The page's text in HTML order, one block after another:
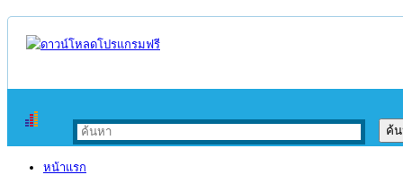
หน้าแรก